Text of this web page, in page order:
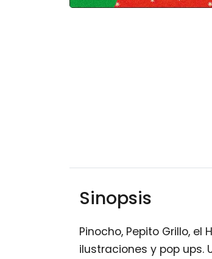
Sinopsis
Pinocho, Pepito Grillo,
ilustraciones y pop ups.